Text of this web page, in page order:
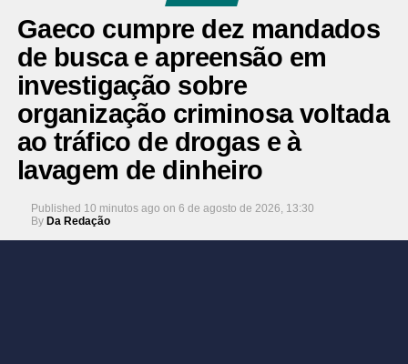
Gaeco cumpre dez mandados
de busca e apreensão em
investigação sobre
organização criminosa voltada
ao tráfico de drogas e à
lavagem de dinheiro
Published 10 minutos ago on 6 de agosto de 2026, 13:30
By Da Redação